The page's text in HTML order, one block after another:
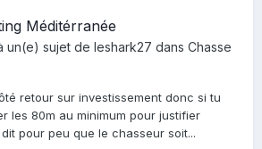
Méditérranée
un(e) sujet de leshark27 dans Chasse
retour sur investissement donc si tu
les 80m au minimum pour justifier
pour peu que le chasseur soit...